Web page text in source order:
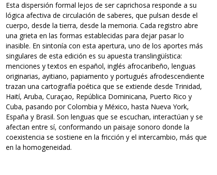
Esta dispersión formal lejos de ser caprichosa responde a su
lógica afectiva de circulación de saberes, que pulsan desde el
cuerpo, desde la tierra, desde la memoria. Cada registro abre
una grieta en las formas establecidas para dejar pasar lo
inasible. En sintonía con esta apertura, uno de los aportes más
singulares de esta edición es su apuesta translingüística:
menciones y textos en español, inglés afrocaribeño, lenguas
originarias, ayitiano, papiamento y portugués afrodescendiente
trazan una cartografía poética que se extiende desde Trinidad,
Haití, Aruba, Curaçao, República Dominicana, Puerto Rico y
Cuba, pasando por Colombia y México, hasta Nueva York,
España y Brasil. Son lenguas que se escuchan, interactúan y se
afectan entre sí, conformando un paisaje sonoro donde la
coexistencia se sostiene en la fricción y el intercambio, más que
en la homogeneidad.